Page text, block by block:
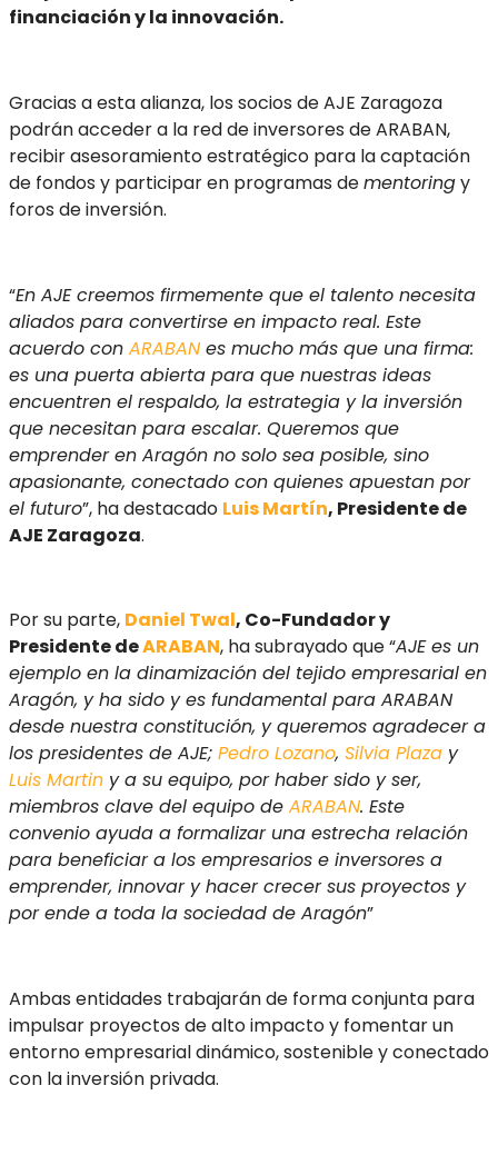
financiación y la innovación.
Gracias a esta alianza, los socios de AJE Zaragoza
podrán acceder a la red de inversores de ARABAN,
recibir asesoramiento estratégico para la captación
de fondos y participar en programas dementoringy
foros de inversión.
“En AJE creemos firmemente que el talento necesita
aliados para convertirse en impacto real. Este
acuerdo con ARABAN es mucho más que una firma:
es una puerta abierta para que nuestras ideas
encuentren el respaldo, la estrategia y la inversión
que necesitan para escalar. Queremos que
emprender en Aragón no solo sea posible, sino
apasionante, conectado con quienes apuestan por
el futuro”, ha destacado Luis Martín, Presidente de
AJE Zaragoza.
Por su parte, Daniel Twal, Co-Fundador y
Presidente deARABAN, ha subrayado que “AJE es un
ejemplo en la dinamización del tejido empresarial en
Aragón, y ha sido y es fundamental para ARABAN
desde nuestra constitución, y queremos agradecer a
los presidentes de AJE; Pedro Lozano, Silvia Plaza y
Luis Martin y a su equipo, por haber sido y ser,
miembros clave del equipo de ARABAN. Este
convenio ayuda a formalizar una estrecha relación
para beneficiar a los empresarios e inversores a
emprender, innovar y hacer crecer sus proyectos y
por ende a toda la sociedad de Aragón”
Ambas entidades trabajarán de forma conjunta para
impulsar proyectos de alto impacto y fomentar un
entorno empresarial dinámico, sostenible y conectado
con la inversión privada.